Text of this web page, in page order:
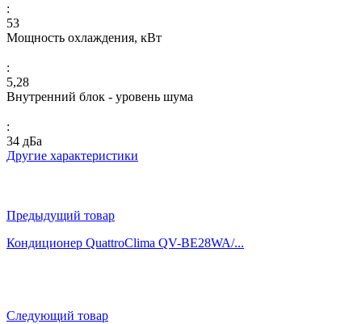
:
53
Мощность охлаждения, кВт
:
5,28
Внутренний блок - уровень шума
:
34 дБа
Другие характеристики
Предыдущий товар
Кондиционер QuattroСlima QV-BE28WA/...
Следующий товар